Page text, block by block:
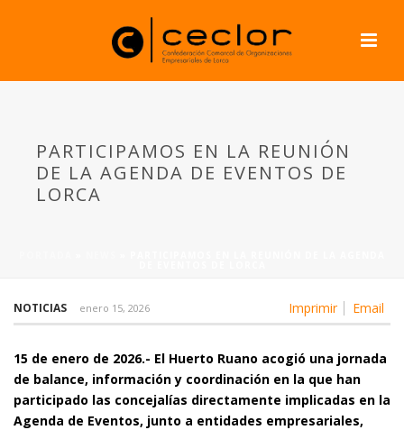
PARTICIPAMOS EN LA REUNIÓN
DE LA AGENDA DE EVENTOS DE
LORCA
Imprimir Email
NOTICIAS enero 15, 2026
15 de enero de 2026.- El Huerto Ruano acogió una jornada
de balance, información y coordinación en la que han
participado las concejalías directamente implicadas en la
Agenda de Eventos, junto a entidades empresariales,